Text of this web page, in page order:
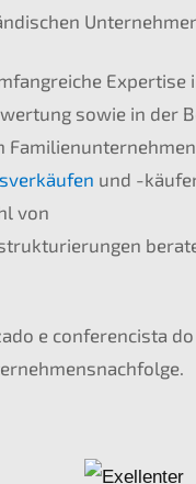
Expertise
sowie in der
Familienunternehmen
und -
von
e conferencista do